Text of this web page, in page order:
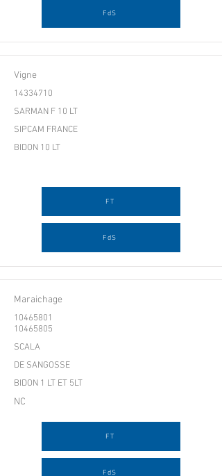
FdS
Vigne
14334710
SARMAN F 10 LT
SIPCAM FRANCE
BIDON 10 LT
FT
FdS
Maraichage
10465801
10465805
SCALA
DE SANGOSSE
BIDON 1 LT ET 5LT
NC
FT
FdS